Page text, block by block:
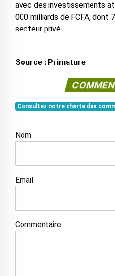
avec des investissements
000 milliards de FCFA, dont
secteur privé.
Source : Primature
Consultez notre charte des
Nom
Email
Commentaire